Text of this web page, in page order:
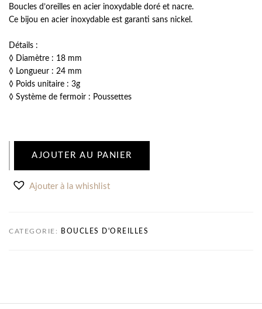
Boucles d’oreilles en acier inoxydable doré et nacre.
Ce bijou en acier inoxydable est garanti sans nickel.
Détails :
◊ Diamètre : 18 mm
◊ Longueur : 24 mm
◊ Poids unitaire : 3g
◊ Système de fermoir : Poussettes
AJOUTER AU PANIER
Ajouter à la whishlist
CATEGORIE: BOUCLES D'OREILLES